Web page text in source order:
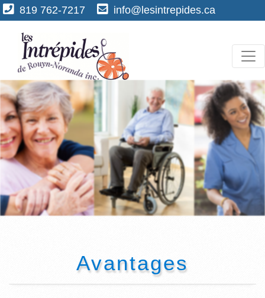
819 762-7217 info@lesintrepides.ca
Avantages